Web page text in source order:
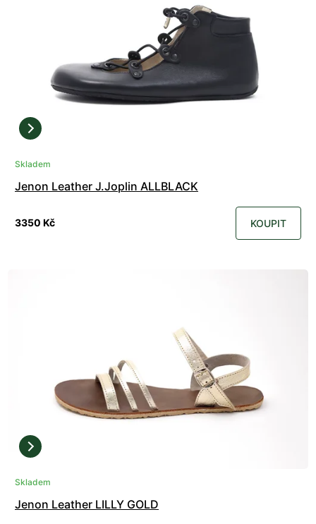
Skladem
Jenon Leather J.Joplin ALLBLACK
3350 Kč KOUPIT
Skladem
Jenon Leather LILLY GOLD